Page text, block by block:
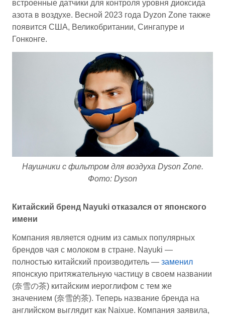
встроенные датчики для контроля уровня диоксида
азота в воздухе. Весной 2023 года Dyzon Zone также
появится США, Великобритании, Сингапуре и
Гонконге.
Наушники с фильтром для воздуха Dyson Zone.
Фото: Dyson
Китайский бренд Nayuki отказался от японского
имени
Компания является одним из самых популярных
брендов чая с молоком в стране. Nayuki —
полностью китайский производитель — заменил
японскую притяжательную частицу в своем названии
(奈雪の茶) китайским иероглифом с тем же
значением (奈雪的茶). Теперь название бренда на
английском выглядит как Naixue. Компания заявила,